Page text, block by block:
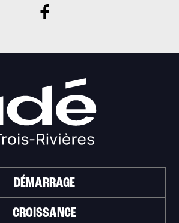
DÉMARRAGE
CROISSANCE